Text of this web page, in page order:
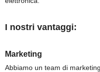
I nostri vantaggi:
Marketing
Abbiamo un team di